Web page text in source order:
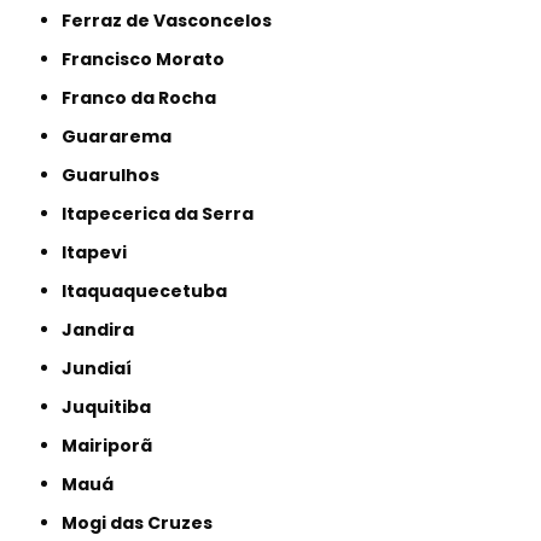
Ferraz de Vasconcelos
Francisco Morato
Franco da Rocha
Guararema
Guarulhos
Itapecerica da Serra
Itapevi
Itaquaquecetuba
Jandira
Jundiaí
Juquitiba
Mairiporã
Mauá
Mogi das Cruzes